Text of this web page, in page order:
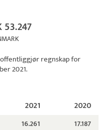
offentliggjør regnskap for
2021.
2021 2020
16.261
17.187